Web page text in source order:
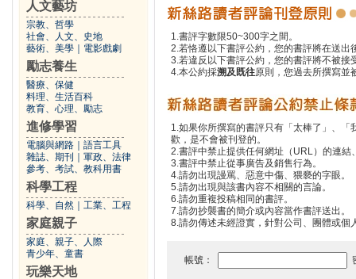
人文藝坊
宗教、哲學
社會、人文、史地
藝術、美學
電影戲劇
勵志養生
醫療、保健
料理、生活百科
教育、心理、勵志
進修學習
電腦與網路
語言工具
雜誌、期刊
軍政、法律
參考、考試、教科用書
科學工程
科學、自然 工業、工程
家庭親子
家庭、親子、人際
青少年、童書
玩樂天地
1.書評字數限50~300字之間。
2.若恪遵以下書評公約，您的書評將在送
3.若違反以下書評公約，您的書評將不被接
4.本公約採溯及既往原則，您過去所撰寫並
1.如果你所撰寫的書評只有「太棒了」、
歡，是不會被刊登的。
2.書評中禁止提供任何網址（URL）的連結
3.書評中禁止從事廣告及銷售行為。
4.請勿出現謾罵、惡意中傷、猥褻的字眼。
5.請勿出現與該書內容不相關的言論。
6.請勿重複投稿相同的書評。
7.請勿抄襲書的簡介或內容當作書評送出。
8.請勿傳述未經證實，針對公司、團體或個
帳號：